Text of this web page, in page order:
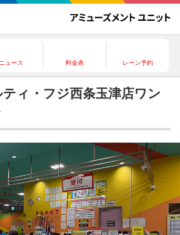
ニュース 料金表 レーン予約
ィ・フジ西条玉津店ワン